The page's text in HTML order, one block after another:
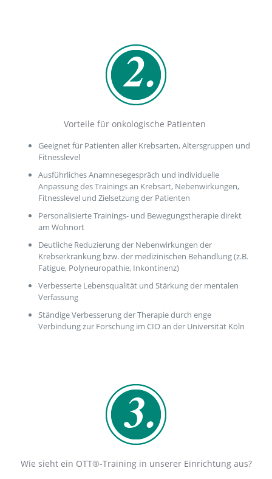
Vorteile für onkologische Patienten
Geeignet für Patienten aller Krebsarten, Altersgruppen und
Fitnesslevel
Ausführliches Anamnesegespräch und individuelle
Anpassung des Trainings an Krebsart, Nebenwirkungen,
Fitnesslevel und Zielsetzung der Patienten
Personalisierte Trainings- und Bewegungstherapie direkt
am Wohnort
Deutliche Reduzierung der Nebenwirkungen der
Krebserkrankung bzw. der medizinischen Behandlung (z.B.
Fatigue, Polyneuropathie, Inkontinenz)
Verbesserte Lebensqualität und Stärkung der mentalen
Verfassung
Ständige Verbesserung der Therapie durch enge
Verbindung zur Forschung im CIO an der Universität Köln
Wie sieht ein OTT®-Training in unserer Einrichtung aus?